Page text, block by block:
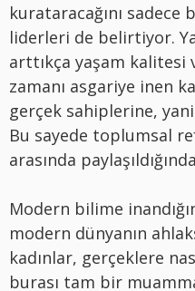
kurataracağını sadece
liderleri de belirtiyor.
arttıkça yaşam
zamanı asgariye inen
gerçek sahiplerine,
Bu sayede toplumsal
arasında
Modern bilime
modern dünyanın
kadınlar, gerçeklere
burası tam bir